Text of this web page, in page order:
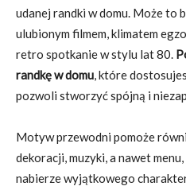
udanej randki w domu. Może to
ulubionym filmem, klimatem
retro spotkanie w stylu lat 80.
randkę w domu, które
pozwoli stworzyć spójną i
Motyw przewodni pomoże
dekoracji, muzyki, a nawet
nabierze wyjątkowego